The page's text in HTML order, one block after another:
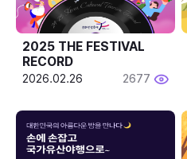
2025 THE FESTIVAL
RECORD
2026.02.26 2677